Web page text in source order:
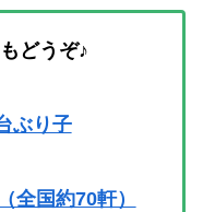
どうぞ♪
ぶり子
全国約70軒）